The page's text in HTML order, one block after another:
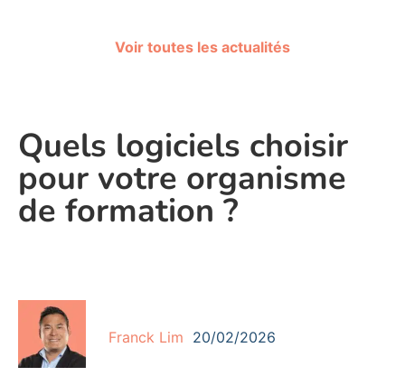
Voir toutes les actualités
Quels logiciels choisir
pour votre organisme
de formation ?
Franck Lim 20/02/2026